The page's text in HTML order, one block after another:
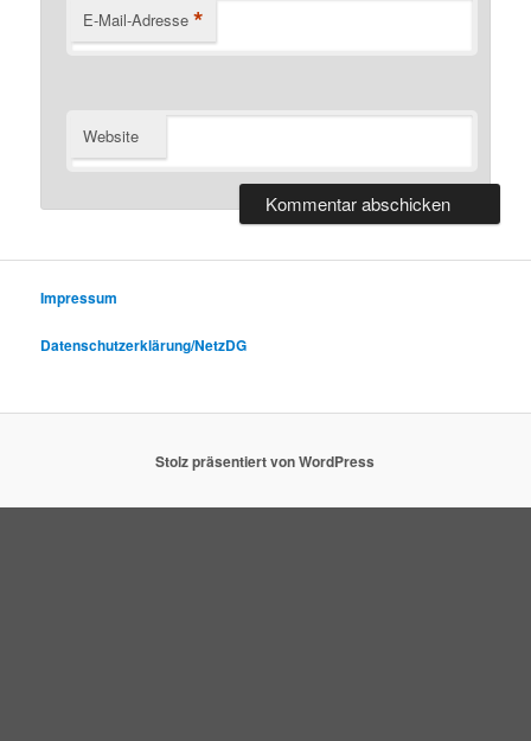
E-Mail-Adresse *
Website
Impressum
Datenschutzerklärung/NetzDG
Stolz präsentiert von WordPress